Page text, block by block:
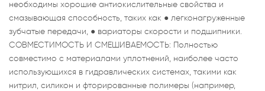
необходимы хорошие антиокислительные свойства и
смазывающая способность, таких как ● легконагруженные
зубчатые передачи, ● вариаторы скорости и подшипники.
СОВМЕСТИМОСТЬ И СМЕШИВАЕМОСТЬ: Полностью
совместимо с материалами уплотнений, наиболее часто
использующихся в гидравлических системах, такими как
нитрил, силикон и фторированные полимеры (например,